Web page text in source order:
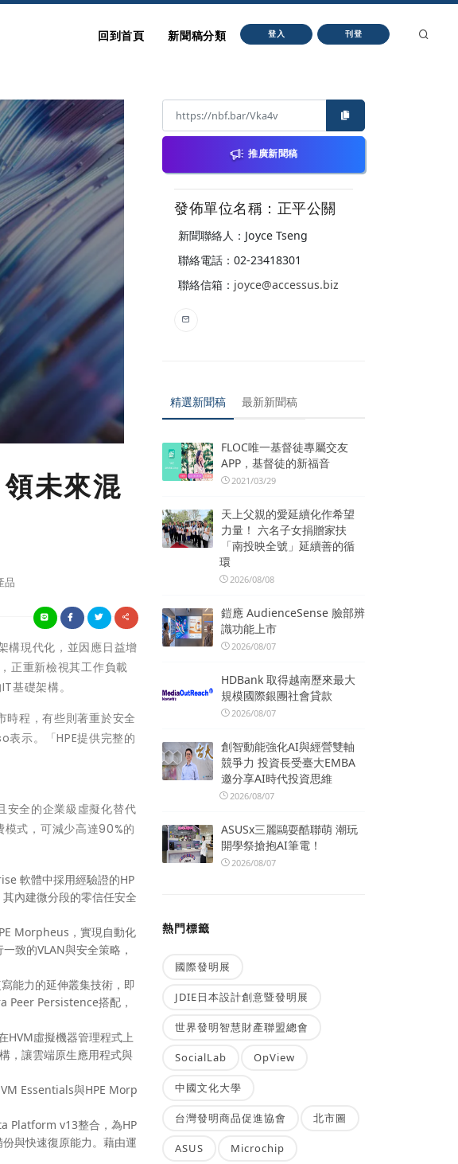
回到首頁 新聞稿分類 登入 刊登
未來混
品
現代化，並因應日益增
正重新檢視其工作負載
基礎架構。
時程，有些則著重於安全
示。「HPE提供完整的
全的企業級虛擬化替代
式，可減少高達90%的
軟體中採用經驗證的HP
內建微分段的零信任安全
Morpheus，實現自動化
致的VLAN與安全策略，
能力的延伸叢集技術，即
Peer Persistence搭配，
虛擬機器管理程式上
，讓雲端原生應用程式與
Essentials與HPE Morp
Platform v13整合，為HP
與快速復原能力。藉由運
推廣新聞稿
發佈單位名稱：正平公關
新聞聯絡人：Joyce Tseng
聯絡電話：02-23418301
聯絡信箱： joyce@accessus.biz
精選新聞稿 最新新聞稿
FLOC唯一基督徒專屬交友
APP，基督徒的新福音
2021/03/29
天上父親的愛延續化作希望
力量！ 六名子女捐贈家扶
「南投映全號」延續善的循
環
2026/08/08
鎧應 AudienceSense 臉部辨
識功能上市
2026/08/07
HDBank 取得越南歷來最大
規模國際銀團社會貸款
2026/08/07
創智動能強化AI與經營雙軸
競爭力 投資長受臺大EMBA
邀分享AI時代投資思維
2026/08/07
ASUSx三麗鷗耍酷聯萌 潮玩
開學祭搶抱AI筆電！
2026/08/07
熱門標籤
國際發明展
JDIE日本設計創意暨發明展
世界發明智慧財產聯盟總會
SocialLab OpView
中國文化大學
台灣發明商品促進協會 北市圖
ASUS Microchip